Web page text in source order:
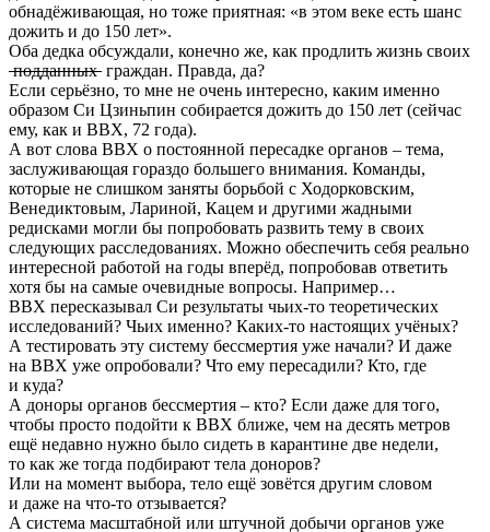
обнадёживающая, но тоже приятная: «в этом веке есть шанс
дожить и до 150 лет».
Оба дедка обсуждали, конечно же, как продлить жизнь своих
подданных граждан. Правда, да?
Если серьёзно, то мне не очень интересно, каким именно
образом Си Цзиньпин собирается дожить до 150 лет (сейчас
ему, как и ВВХ, 72 года).
А вот слова ВВХ о постоянной пересадке органов – тема,
заслуживающая гораздо большего внимания. Команды,
которые не слишком заняты борьбой с Ходорковским,
Венедиктовым, Лариной, Кацем и другими жадными
редисками могли бы попробовать развить тему в своих
следующих расследованиях. Можно обеспечить себя реально
интересной работой на годы вперёд, попробовав ответить
хотя бы на самые очевидные вопросы. Например…
ВВХ пересказывал Си результаты чьих-то теоретических
исследований? Чьих именно? Каких-то настоящих учёных?
А тестировать эту систему бессмертия уже начали? И даже
на ВВХ уже опробовали? Что ему пересадили? Кто, где
и куда?
А доноры органов бессмертия – кто? Если даже для того,
чтобы просто подойти к ВВХ ближе, чем на десять метров
ещё недавно нужно было сидеть в карантине две недели,
то как же тогда подбирают тела доноров?
Или на момент выбора, тело ещё зовётся другим словом
и даже на что-то отзывается?
А система масштабной или штучной добычи органов уже